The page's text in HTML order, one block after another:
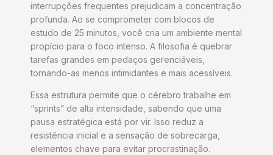
interrupções frequentes prejudicam a concentração
profunda. Ao se comprometer com blocos de
estudo de 25 minutos, você cria um ambiente mental
propício para o foco intenso. A filosofia é quebrar
tarefas grandes em pedaços gerenciáveis,
tornando-as menos intimidantes e mais acessíveis.
Essa estrutura permite que o cérebro trabalhe em
“sprints” de alta intensidade, sabendo que uma
pausa estratégica está por vir. Isso reduz a
resistência inicial e a sensação de sobrecarga,
elementos chave para evitar procrastinação.